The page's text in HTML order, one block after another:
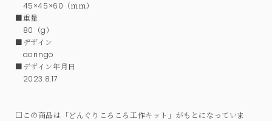
45×45×60（ｍｍ）
■重量
80（g）
■デザイン
aoringo
■デザイン年月日
2023.8.17
□この商品は「どんぐりころころ工作キット」がもとになっていま